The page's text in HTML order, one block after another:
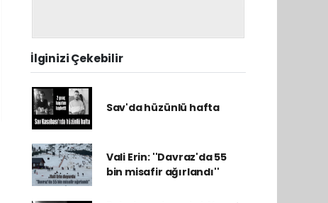
İlginizi Çekebilir
Sav'da hüzünlü hafta
Vali Erin: ''Davraz'da 55
bin misafir ağırlandı''